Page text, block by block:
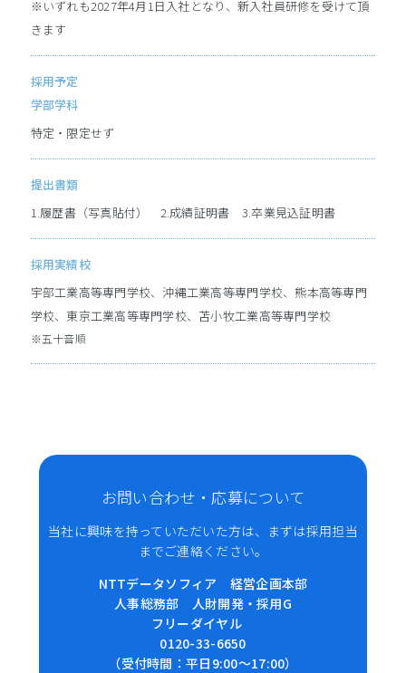
※いずれも2027年4月1日入社となり、新入社員研修を受けて頂
きます
採用予定
学部学科
特定・限定せず
提出書類
1.履歴書（写真貼付） 2.成績証明書 3.卒業見込証明書
採用実績校
宇部工業高等専門学校、沖縄工業高等専門学校、熊本高等専門
学校、東京工業高等専門学校、苫小牧工業高等専門学校
※五十音順
お問い合わせ・応募について
当社に興味を持っていただいた方は、まずは採用担当
までご連絡ください。
NTTデータソフィア 経営企画本部
人事総務部 人財開発・採用G
フリーダイヤル
0120-33-6650
（受付時間：平日9:00～17:00）